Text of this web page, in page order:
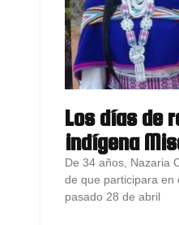
Los días de
indígena
De 34 años, Nazaria
de que participara en
pasado 28 de abril